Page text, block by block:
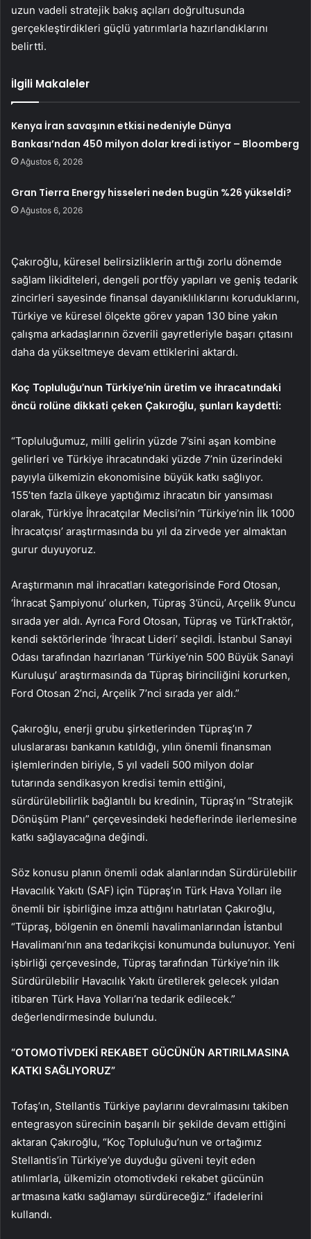
uzun vadeli stratejik bakış açıları doğrultusunda
gerçekleştirdikleri güçlü yatırımlarla hazırlandıklarını
belirtti.
İlgili Makaleler
Kenya İran savaşının etkisi nedeniyle Dünya
Bankası’ndan 450 milyon dolar kredi istiyor – Bloomberg
Ağustos 6, 2026
Gran Tierra Energy hisseleri neden bugün %26 yükseldi?
Ağustos 6, 2026
Çakıroğlu, küresel belirsizliklerin arttığı zorlu dönemde
sağlam likiditeleri, dengeli portföy yapıları ve geniş tedarik
zincirleri sayesinde finansal dayanıklılıklarını koruduklarını,
Türkiye ve küresel ölçekte görev yapan 130 bine yakın
çalışma arkadaşlarının özverili gayretleriyle başarı çıtasını
daha da yükseltmeye devam ettiklerini aktardı.
Koç Topluluğu’nun Türkiye’nin üretim ve ihracatındaki
öncü rolüne dikkati çeken Çakıroğlu, şunları kaydetti:
“Topluluğumuz, milli gelirin yüzde 7’sini aşan kombine
gelirleri ve Türkiye ihracatındaki yüzde 7’nin üzerindeki
payıyla ülkemizin ekonomisine büyük katkı sağlıyor.
155’ten fazla ülkeye yaptığımız ihracatın bir yansıması
olarak, Türkiye İhracatçılar Meclisi’nin ‘Türkiye’nin İlk 1000
İhracatçısı’ araştırmasında bu yıl da zirvede yer almaktan
gurur duyuyoruz.
Araştırmanın mal ihracatları kategorisinde Ford Otosan,
‘İhracat Şampiyonu’ olurken, Tüpraş 3’üncü, Arçelik 9’uncu
sırada yer aldı. Ayrıca Ford Otosan, Tüpraş ve TürkTraktör,
kendi sektörlerinde ‘İhracat Lideri’ seçildi. İstanbul Sanayi
Odası tarafından hazırlanan ‘Türkiye’nin 500 Büyük Sanayi
Kuruluşu’ araştırmasında da Tüpraş birinciliğini korurken,
Ford Otosan 2’nci, Arçelik 7’nci sırada yer aldı.”
Çakıroğlu, enerji grubu şirketlerinden Tüpraş’ın 7
uluslararası bankanın katıldığı, yılın önemli finansman
işlemlerinden biriyle, 5 yıl vadeli 500 milyon dolar
tutarında sendikasyon kredisi temin ettiğini,
sürdürülebilirlik bağlantılı bu kredinin, Tüpraş’ın “Stratejik
Dönüşüm Planı” çerçevesindeki hedeflerinde ilerlemesine
katkı sağlayacağına değindi.
Söz konusu planın önemli odak alanlarından Sürdürülebilir
Havacılık Yakıtı (SAF) için Tüpraş’ın Türk Hava Yolları ile
önemli bir işbirliğine imza attığını hatırlatan Çakıroğlu,
“Tüpraş, bölgenin en önemli havalimanlarından İstanbul
Havalimanı’nın ana tedarikçisi konumunda bulunuyor. Yeni
işbirliği çerçevesinde, Tüpraş tarafından Türkiye’nin ilk
Sürdürülebilir Havacılık Yakıtı üretilerek gelecek yıldan
itibaren Türk Hava Yolları’na tedarik edilecek.”
değerlendirmesinde bulundu.
“OTOMOTİVDEKİ REKABET GÜCÜNÜN ARTIRILMASINA
KATKI SAĞLIYORUZ”
Tofaş’ın, Stellantis Türkiye paylarını devralmasını takiben
entegrasyon sürecinin başarılı bir şekilde devam ettiğini
aktaran Çakıroğlu, “Koç Topluluğu’nun ve ortağımız
Stellantis’in Türkiye’ye duyduğu güveni teyit eden
atılımlarla, ülkemizin otomotivdeki rekabet gücünün
artmasına katkı sağlamayı sürdüreceğiz.” ifadelerini
kullandı.